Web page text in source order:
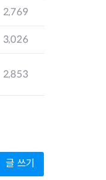
2,769
3,026
2,853
글 쓰기